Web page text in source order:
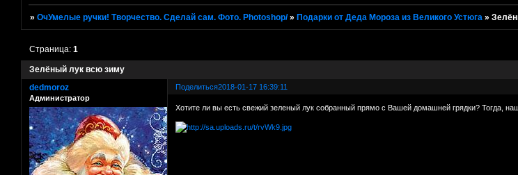
»ОчУмелые ручки! Творчество. Сделай сам. Фото. Photoshop/ » Подарки от Деда Мороза из Великого Устюга »
Зелёный лук всю зиму
Страница:1
Поделиться2018-01-17 16:39:11
dedmoroz
Администратор
Хотите ли вы есть свежий зеленый лук собранный прямо с Вашей домашней грядки? Тогда,